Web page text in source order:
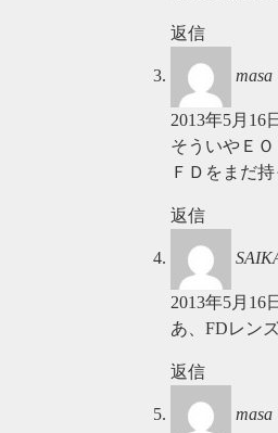
返信
masa
2013年5月16
そういやＥ
ＦＤをまだ
返信
2013年5月16
あ、FDレン
返信
masa